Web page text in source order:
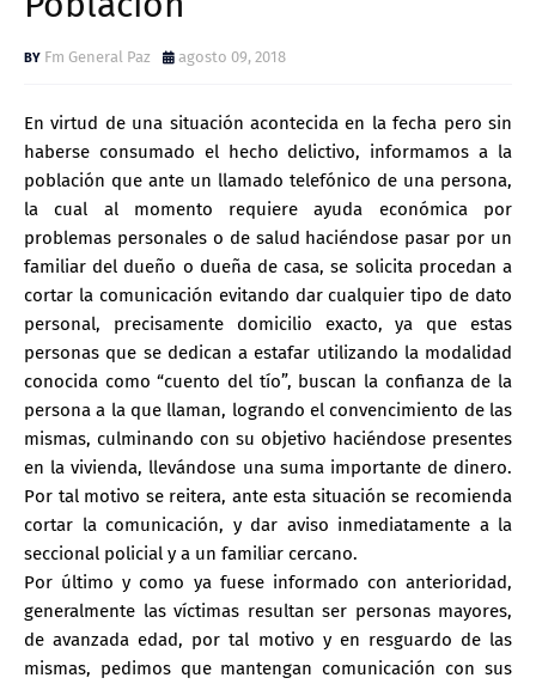
Fm General Paz agosto 09, 2018
En virtud de una situación acontecida en la fecha pero sin
haberse consumado el hecho delictivo, informamos a la
población que ante un llamado telefónico de una persona,
la cual al momento requiere ayuda económica por
problemas personales o de salud haciéndose pasar por un
familiar del dueño o dueña de casa, se solicita procedan a
cortar la comunicación evitando dar cualquier tipo de dato
personal, precisamente domicilio exacto, ya que estas
personas que se dedican a estafar utilizando la modalidad
conocida como “cuento del tío”, buscan la confianza de la
persona a la que llaman, logrando el convencimiento de las
mismas, culminando con su objetivo haciéndose presentes
en la vivienda, llevándose una suma importante de dinero.
Por tal motivo se reitera, ante esta situación se recomienda
cortar la comunicación, y dar aviso inmediatamente a la
seccional policial y a un familiar cercano.
Por último y como ya fuese informado con anterioridad,
generalmente las víctimas resultan ser personas mayores,
de avanzada edad, por tal motivo y en resguardo de las
mismas, pedimos que mantengan comunicación con sus